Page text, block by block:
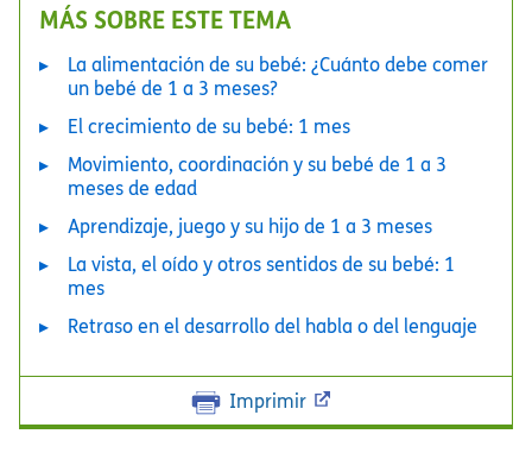
MÁS SOBRE ESTE TEMA
La alimentación de su bebé: ¿Cuánto debe comer
un bebé de 1 a 3 meses?
El crecimiento de su bebé: 1 mes
Movimiento, coordinación y su bebé de 1 a 3
meses de edad
Aprendizaje, juego y su hijo de 1 a 3 meses
La vista, el oído y otros sentidos de su bebé: 1
mes
Retraso en el desarrollo del habla o del lenguaje
Imprimir